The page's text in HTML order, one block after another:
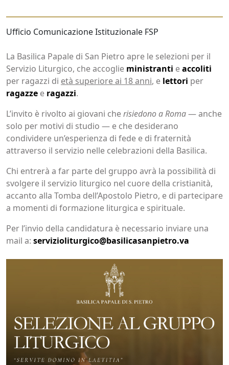
Ufficio Comunicazione Istituzionale FSP
La Basilica Papale di San Pietro apre le selezioni per il
Servizio Liturgico, che accoglie ministranti eaccoliti
per ragazzi di età superiore ai 18 anni, e lettori per
ragazze e ragazzi.
L’invito è rivolto ai giovani cherisiedono a Roma— anche
solo per motivi di studio — e che desiderano
condividere un’esperienza di fede e di fraternità
attraverso il servizio nelle celebrazioni della Basilica.
Chi entrerà a far parte del gruppo avrà la possibilità di
svolgere il servizio liturgico nel cuore della cristianità,
accanto alla Tomba dell’Apostolo Pietro, e di partecipare
a momenti di formazione liturgica e spirituale.
Per l’invio della candidatura è necessario inviare una
mail a: servizioliturgico@basilicasanpietro.va